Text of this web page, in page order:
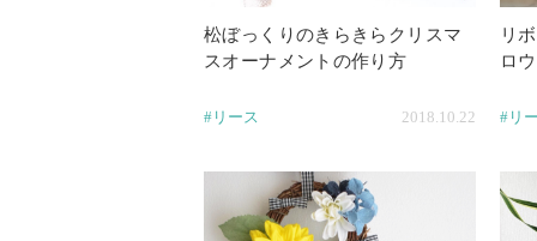
松ぼっくりのきらきらクリスマ
スオーナメントの作り方
#リース 2018.10.22
リ
ロ
#リ